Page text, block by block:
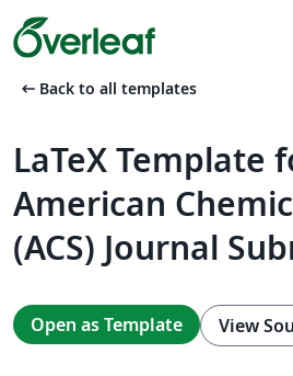
arrow_left_alt Back to all templates
LaTeX Template
American
(ACS) Journal
Open as Template View